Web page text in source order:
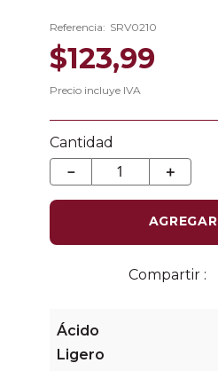
Referencia: SRV0210
$123,99
Precio incluye IVA
Cantidad
＋
－
AGREGAR
Ácido
Ligero